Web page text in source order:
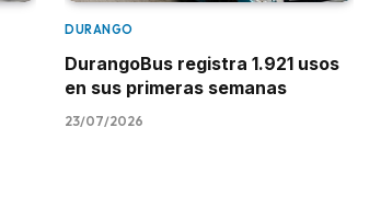
DURANGO
DurangoBus registra 1.921 usos
en sus primeras semanas
23/07/2026